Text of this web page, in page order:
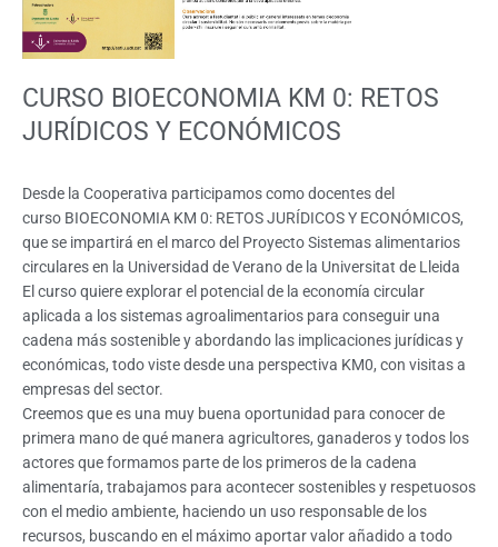
CURSO BIOECONOMIA KM 0: RETOS
JURÍDICOS Y ECONÓMICOS
Desde la Cooperativa participamos como docentes del
curso BIOECONOMIA KM 0: RETOS JURÍDICOS Y ECONÓMICOS,
que se impartirá en el marco del Proyecto Sistemas alimentarios
circulares en la Universidad de Verano de la Universitat de Lleida
El curso quiere explorar el potencial de la economía circular
aplicada a los sistemas agroalimentarios para conseguir una
cadena más sostenible y abordando las implicaciones jurídicas y
económicas, todo viste desde una perspectiva KM0, con visitas a
empresas del sector.
Creemos que es una muy buena oportunidad para conocer de
primera mano de qué manera agricultores, ganaderos y todos los
actores que formamos parte de los primeros de la cadena
alimentaría, trabajamos para acontecer sostenibles y respetuosos
con el medio ambiente, haciendo un uso responsable de los
recursos, buscando en el máximo aportar valor añadido a todo